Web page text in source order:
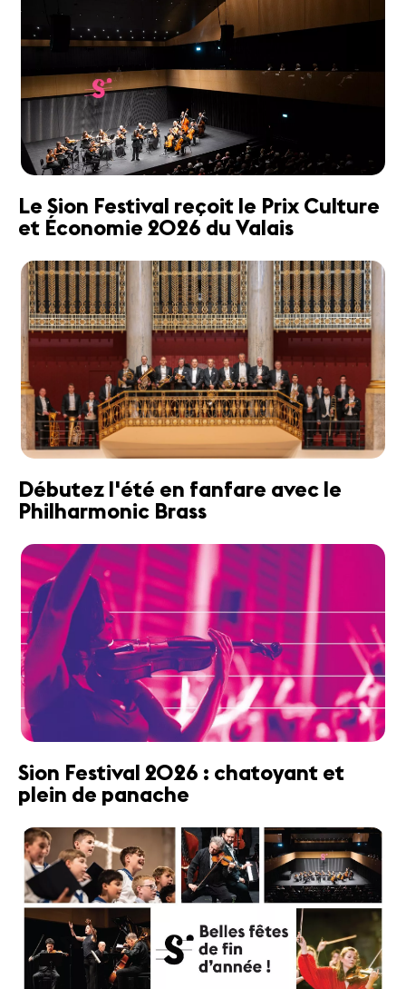
Le Sion Festival reçoit le Prix Culture
et Économie 2026 du Valais
Débutez l'été en fanfare avec le
Philharmonic Brass
Sion Festival 2026 : chatoyant et
plein de panache